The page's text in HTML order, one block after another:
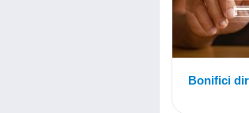
Bonifici